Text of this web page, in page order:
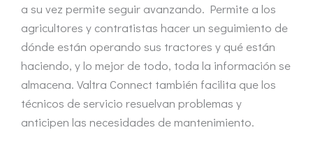
a su vez permite seguir avanzando. Permite a los
agricultores y contratistas hacer un seguimiento de
dónde están operando sus tractores y qué están
haciendo, y lo mejor de todo, toda la información se
almacena. Valtra Connect también facilita que los
técnicos de servicio resuelvan problemas y
anticipen las necesidades de mantenimiento.